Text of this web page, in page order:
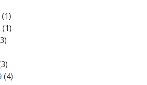
(1)
(1)
(4)